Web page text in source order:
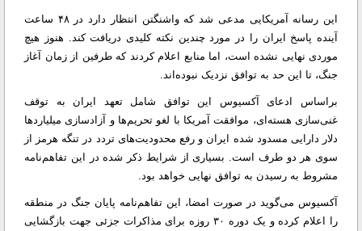
این رسانه آمریکایی مدعی شد که واشنگتن انتظار دارد در ۴۸ ساعت
آینده پاسخ ایران را در مورد چندین نکته کلیدی دریافت کند. هنوز هیچ
موردی نهایی نشده است، اما منابع اعلام کردند که طرفین از زمان آغاز
جنگ، تا این حد به توافق نزدیک نبوده‌اند.
براساس ادعای آکسیوس این توافق شامل تعهد ایران به توقف
غنی‌سازی هسته‌ای، موافقت آمریکا با لغو تحریم‌ها و آزادسازی میلیارد‌ها
دلار دارایی مسدود شده ایران و رفع محدودیت‌های تردد در تنگه هرمز از
سوی هر دو طرف است. بسیاری از شرایط ذکر شده در این تفاهم‌نامه
مشروط به رسیدن به توافق نهایی خواهد بود.
آکسیوس می‌گوید در صورت امضا، این تفاهم‌نامه پایان جنگ در منطقه
را اعلام کرده و یک دوره ۳۰ روزه برای مذاکرات جزئی جهت بازگشایی